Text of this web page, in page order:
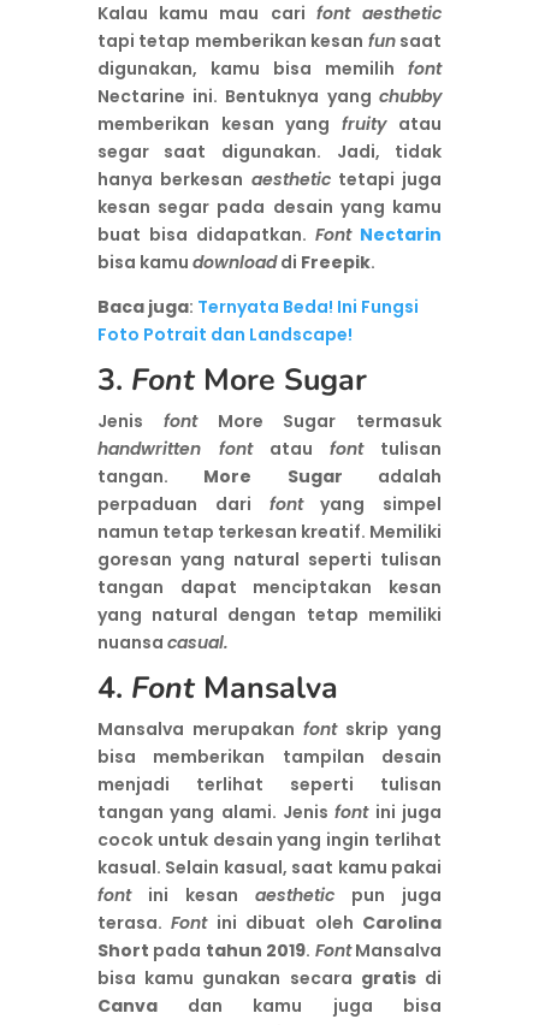
Kalau kamu mau carifont aesthetic
tapi tetap memberikan kesan funsaat
digunakan, kamu bisa memilihfont
Nectarine ini. Bentuknya yangchubby
memberikan kesan yangfruityatau
segar saat digunakan. Jadi, tidak
hanya berkesan aesthetictetapi juga
kesan segar pada desain yang kamu
buat bisa didapatkan.Font Nectarin
bisa kamu downloaddi Freepik.
Baca juga: Ternyata Beda! Ini Fungsi
Foto Potrait dan Landscape!
3. FontMore Sugar
Jenis fontMore Sugar termasuk
handwritten fontataufonttulisan
tangan. More Sugar adalah
perpaduan dari fontyang simpel
namun tetap terkesan kreatif. Memiliki
goresan yang natural seperti tulisan
tangan dapat menciptakan kesan
yang natural dengan tetap memiliki
nuansa casual.
4. FontMansalva
Mansalva merupakan fontskrip yang
bisa memberikan tampilan desain
menjadi terlihat seperti tulisan
tangan yang alami. Jenisfontini juga
cocok untuk desain yang ingin terlihat
kasual. Selain kasual, saat kamu pakai
fontini kesanaesthetic pun juga
terasa.Fontini dibuat oleh Carolina
Short pada tahun 2019. FontMansalva
bisa kamu gunakan secara gratis di
Canvadan kamu juga bisa